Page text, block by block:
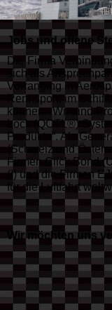
Jobs und offene
Die Firma
sich als
Vorranging in
Rennsport, im
können. Wir sind
Lock (QCTL®)
Produkte“. Als
(Schweiz und
Firmen Click Bond
(I) und die Firmen
für die Luftfahrt
Wir möchten uns